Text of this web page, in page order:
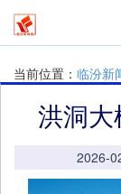
当前位置： 临汾新
洪洞
2026-